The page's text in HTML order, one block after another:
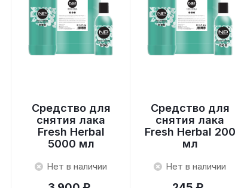
Средство для
снятия лака
Fresh Herbal
5000 мл
Нет в наличии
Средство для
снятия лака
Fresh Herbal 200
мл
Нет в наличии